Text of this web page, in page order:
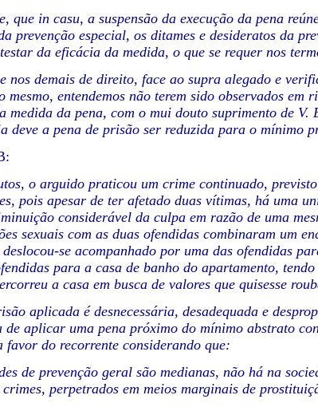
que in casu, a suspensão da execução da pena
prevenção especial, os ditames e desideratos da
da eficácia da medida, o que se requer nos
nos demais de direito, face ao supra alegado e
mesmo, entendemos não terem sido observados
medida da pena, com o mui douto suprimento de V.
deve a pena de prisão ser reduzida para o mínimo
o arguido praticou um crime continuado,
pois apesar de ter afetado duas vítimas, há uma
considerável da culpa em razão de uma
sexuais com as duas ofendidas combinaram um
se acompanhado por uma das ofendidas
para a casa de banho do apartamento,
a casa em busca de valores que quisesse
aplicada é desnecessária, desadequada e
de aplicar uma pena próximo do mínimo abstrato
favor do recorrente considerando que:
de prevenção geral são medianas, não há na
perpetrados em meios marginais de